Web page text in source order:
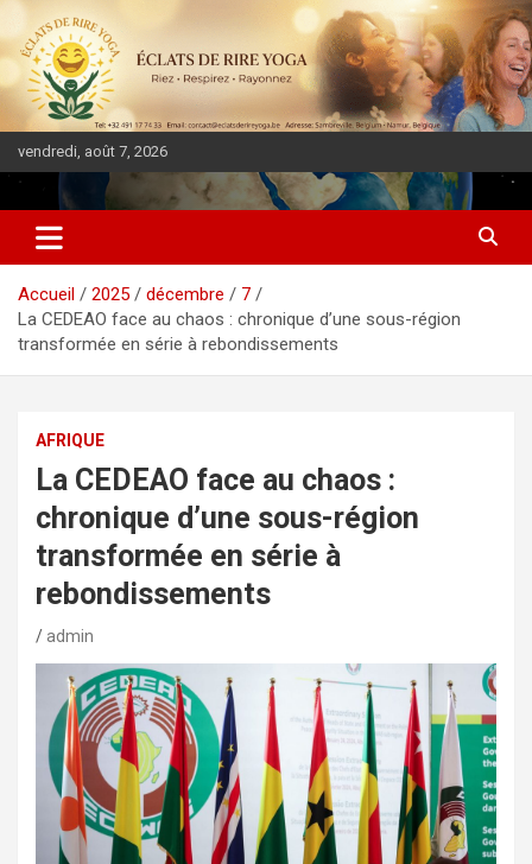
vendredi, août 7, 2026
DIASPORA PULSE
Accueil 2025 décembre
7
La CEDEAO face au chaos : chronique d’une sous-région
transformée en série à rebondissements
AFRIQUE
La CEDEAO face au chaos :
chronique d’une sous-région
transformée en série à
rebondissements
admin